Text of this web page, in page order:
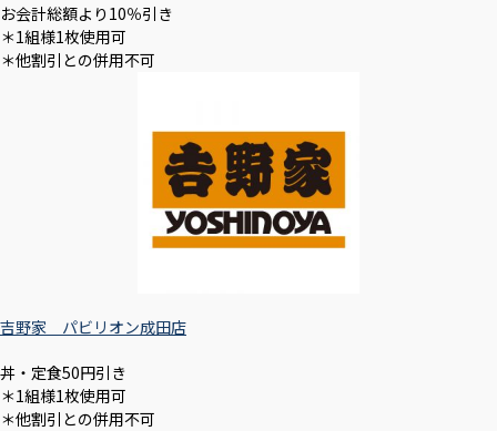
お会計総額より10％引き
＊1組様1枚使用可
＊他割引との併用不可
吉野家 パビリオン成田店
丼・定食50円引き
＊1組様1枚使用可
＊他割引との併用不可